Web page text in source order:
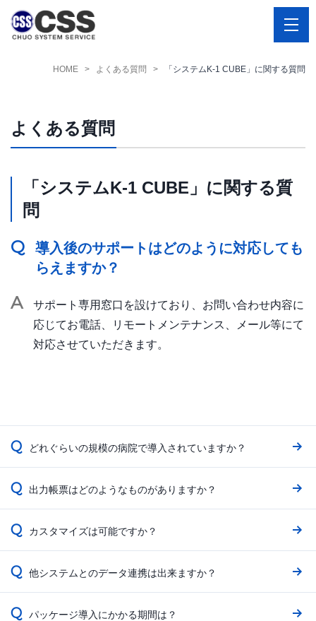
HOME よくある質問 「システムK-1 CUBE」に関する質問
よくある質問
「システムK-1 CUBE」に関する質
問
Q
導入後のサポートはどのように対応しても
らえますか？
A
サポート専用窓口を設けており、お問い合わせ内容に
応じてお電話、リモートメンテナンス、メール等にて
対応させていただきます。
Q どれぐらいの規模の病院で導入されていますか？
Q 出力帳票はどのようなものがありますか？
Q カスタマイズは可能ですか？
Q 他システムとのデータ連携は出来ますか？
Q パッケージ導入にかかる期間は？